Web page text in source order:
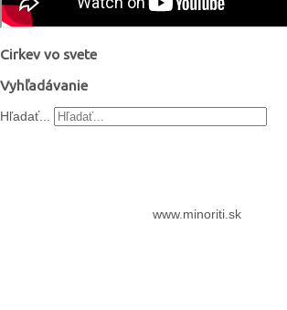
Cirkev vo svete
Vyhľadávanie
Hľadať...
www.minoriti.sk